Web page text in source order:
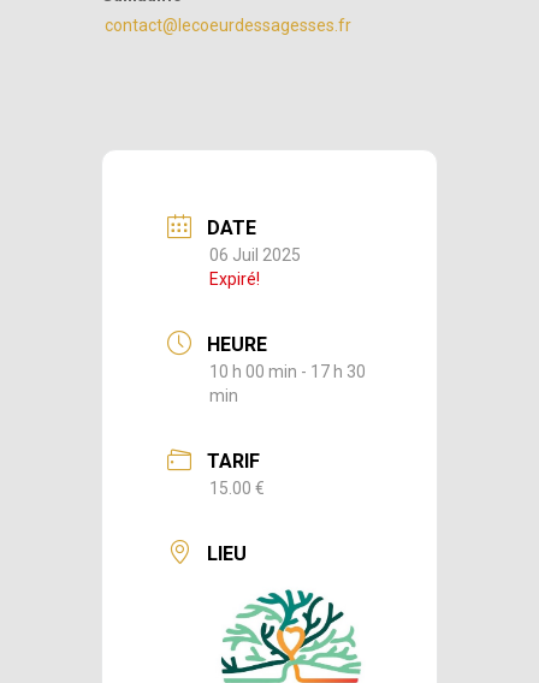
contact@lecoeurdessagesses.fr
DATE
06 Juil 2025
Expiré!
HEURE
10 h 00 min - 17 h 30
min
TARIF
15.00 €
LIEU